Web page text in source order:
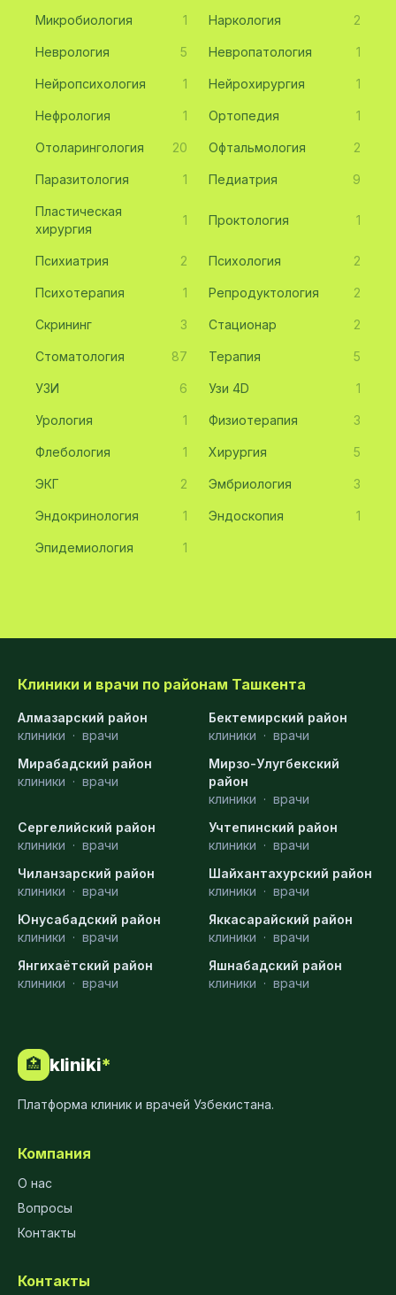
Микробиология 1 Наркология 2
Неврология 5 Невропатология 1
Нейропсихология 1 Нейрохирургия 1
Нефрология 1 Ортопедия 1
Отоларингология 20 Офтальмология 2
Паразитология 1 Педиатрия 9
Пластическая
хирургия
1 Проктология 1
Психиатрия 2 Психология 2
Психотерапия 1 Репродуктология 2
Скрининг 3 Стационар 2
Стоматология 87 Терапия 5
УЗИ 6 Узи 4D 1
Урология 1 Физиотерапия 3
Флебология 1 Хирургия 5
ЭКГ 2 Эмбриология 3
Эндокринология 1 Эндоскопия 1
Эпидемиология 1
Клиники и врачи по районам Ташкента
Алмазарский район
клиники · врачи
Бектемирский район
клиники · врачи
Мирабадский район
клиники · врачи
Мирзо-Улугбекский
район
клиники · врачи
Сергелийский район
клиники · врачи
Учтепинский район
клиники · врачи
Чиланзарский район
клиники · врачи
Шайхантахурский район
клиники · врачи
Юнусабадский район
клиники · врачи
Яккасарайский район
клиники · врачи
Янгихаётский район
клиники · врачи
Яшнабадский район
клиники · врачи
🏥 kliniki*
Платформа клиник и врачей Узбекистана.
Компания
О нас
Вопросы
Контакты
Контакты